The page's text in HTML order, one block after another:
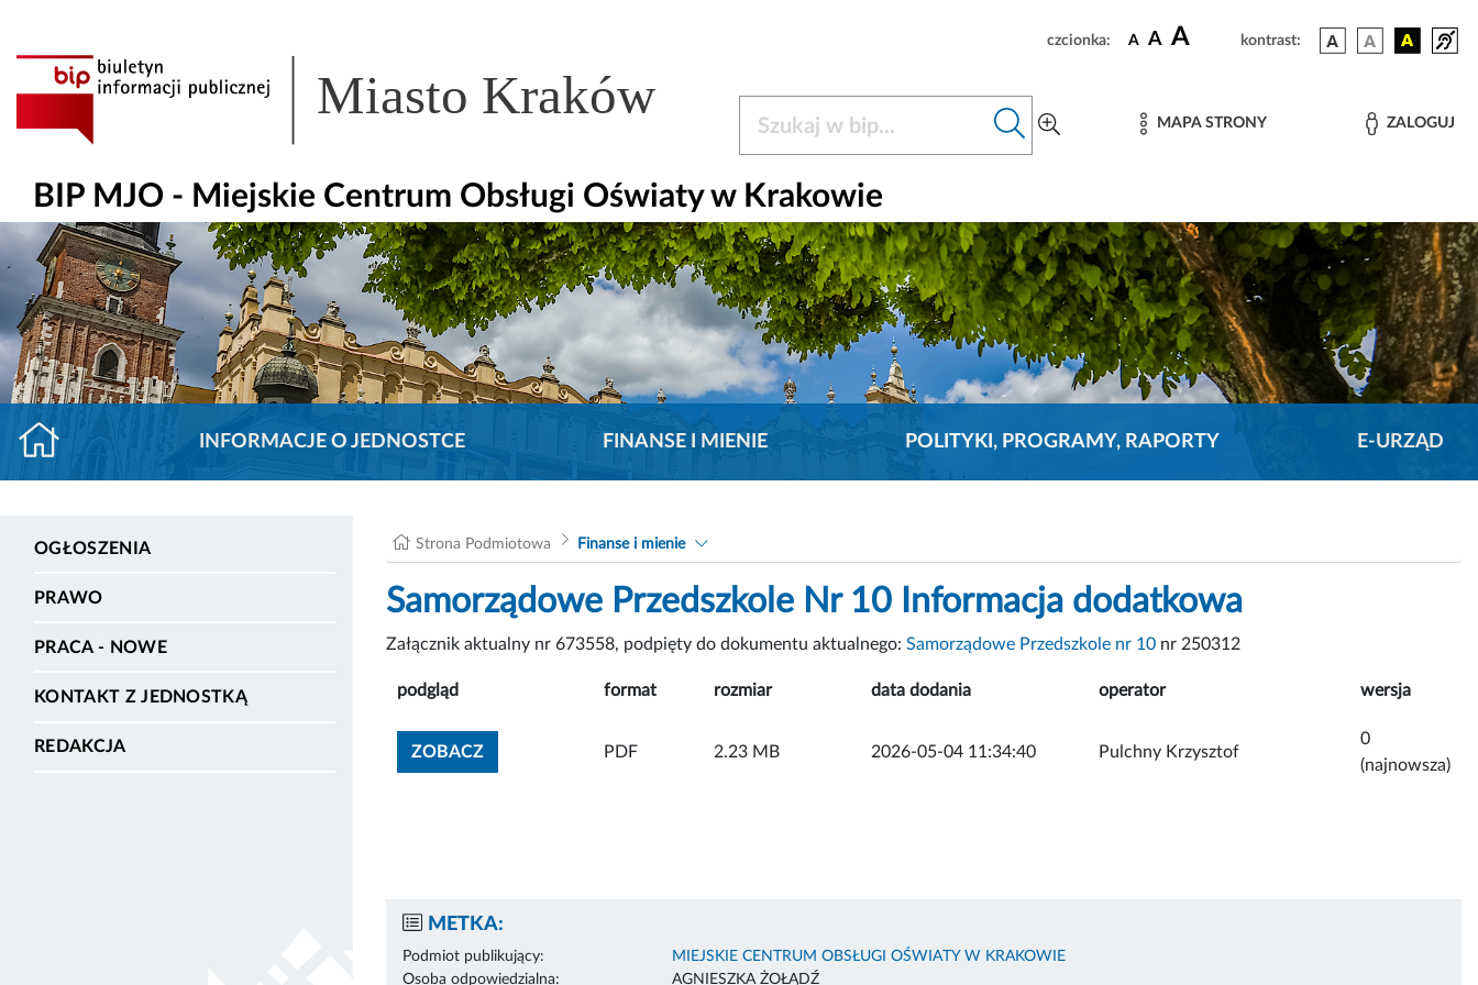
czcionka: A A A kontrast:
Miasto Kraków MAPA STRONY ZALOGUJ
BIP MJO - Miejskie Centrum Obsługi Oświaty w Krakowie
INFORMACJE O JEDNOSTCE FINANSE I MIENIE POLITYKI, PROGRAMY, RAPORTY E-URZĄD
OGŁOSZENIA
PRAWO
PRACA - NOWE
KONTAKT Z JEDNOSTKĄ
REDAKCJA
Strona Podmiotowa Finanse i mienie
Samorządowe Przedszkole Nr 10 Informacja dodatkowa
Załącznik aktualny nr 673558, podpięty do dokumentu aktualnego: Samorządowe Przedszkole nr 10 nr 250312
podgląd format rozmiar data dodania operator wersja
ZOBACZZOBACZ ZAŁĄCZNIK
PDF 2.23 MB 2026-05-04 11:34:40 Pulchny Krzysztof
0
(najnowsza)
METKA:
Podmiot publikujący:
MIEJSKIE CENTRUM OBSŁUGI OŚWIATY W KRAKOWIE
Osoba odpowiedzialna:
AGNIESZKA ŻOŁĄDŹ